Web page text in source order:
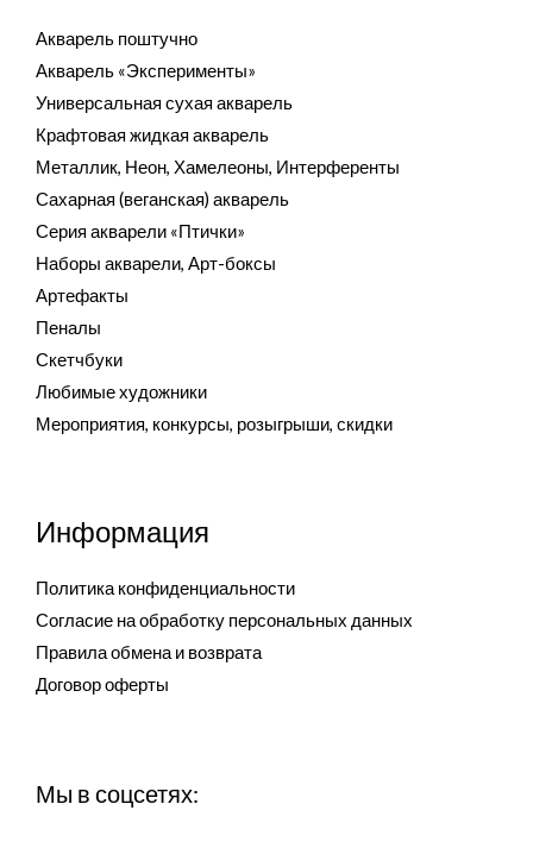
Акварель поштучно
Акварель «Эксперименты»
Универсальная сухая акварель
Крафтовая жидкая акварель
Металлик, Неон, Хамелеоны, Интерференты
Сахарная (веганская) акварель
Серия акварели «Птички»
Наборы акварели, Арт-боксы
Артефакты
Пеналы
Скетчбуки
Любимые художники
Мероприятия, конкурсы, розыгрыши, скидки
Информация
Политика конфиденциальности
Согласие на обработку персональных данных
Правила обмена и возврата
Договор оферты
Мы в соцсетях: